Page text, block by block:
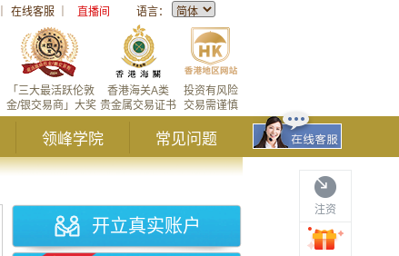
在线客服 直播间 语言：
投资有风险
交易需谨慎
香港海关A类
贵金属交易证书
「三大最活跃伦敦
金/银交易商」大奖
领峰学院 常见问题
注资
开立真实账户